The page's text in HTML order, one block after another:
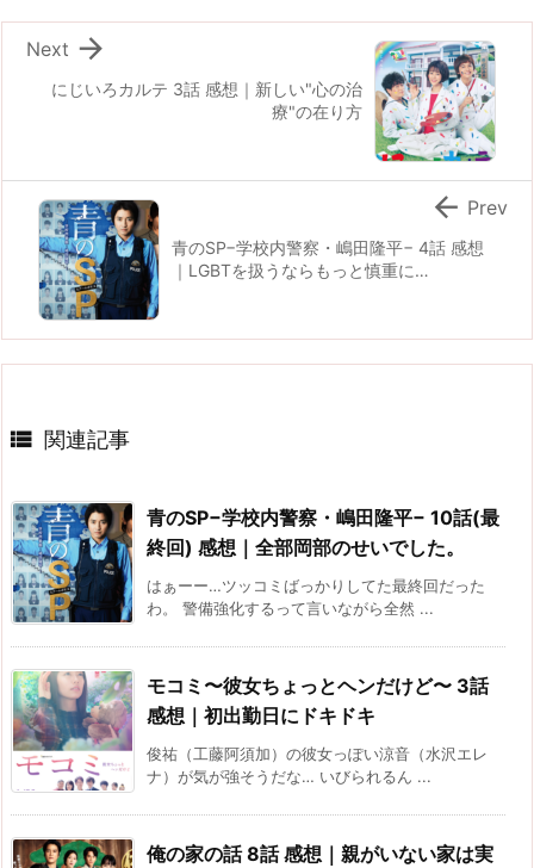
にじいろカルテ 3話 感想｜新しい"心の治
療"の在り方

Next
青のSP−学校内警察・嶋田隆平− 4話 感想
｜LGBTを扱うならもっと慎重に…
 Prev
 関連記事
青のSP−学校内警察・嶋田隆平− 10話(最
終回) 感想｜全部岡部のせいでした。
はぁーー…ツッコミばっかりしてた最終回だった
わ。 警備強化するって言いながら全然 ...
モコミ〜彼女ちょっとヘンだけど〜 3話
感想｜初出勤日にドキドキ
俊祐（工藤阿須加）の彼女っぽい涼音（水沢エレ
ナ）が気が強そうだな… いびられるん ...
俺の家の話 8話 感想｜親がいない家は実